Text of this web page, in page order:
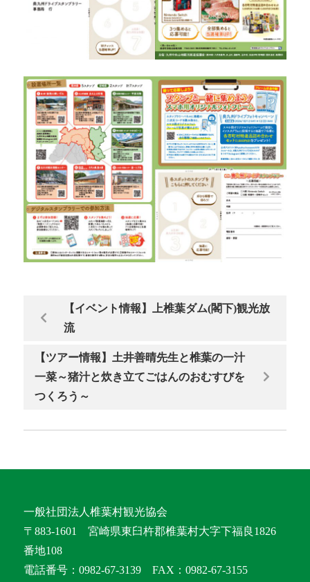
【イベント情報】上椎葉ダム(閣下)観光放
流
【ツアー情報】土井善晴先生と椎葉の一汁
一菜～猪汁と炊き立てごはんのおむすびを
つくろう～
一般社団法人椎葉村観光協会
〒883-1601 宮崎県東臼杵郡椎葉村大字下福良1826
番地108
電話番号：0982-67-3139 FAX：0982-67-3155